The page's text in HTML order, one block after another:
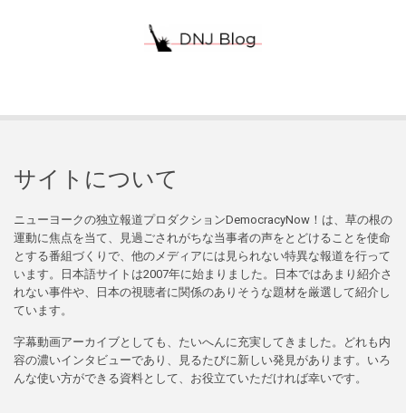
サイトについて
ニューヨークの独立報道プロダクションDemocracyNow！は、草の根の
運動に焦点を当て、見過ごされがちな当事者の声をとどけることを使命
とする番組づくりで、他のメディアには見られない特異な報道を行って
います。日本語サイトは2007年に始まりました。日本ではあまり紹介さ
れない事件や、日本の視聴者に関係のありそうな題材を厳選して紹介し
ています。
字幕動画アーカイブとしても、たいへんに充実してきました。どれも内
容の濃いインタビューであり、見るたびに新しい発見があります。いろ
んな使い方ができる資料として、お役立ていただければ幸いです。